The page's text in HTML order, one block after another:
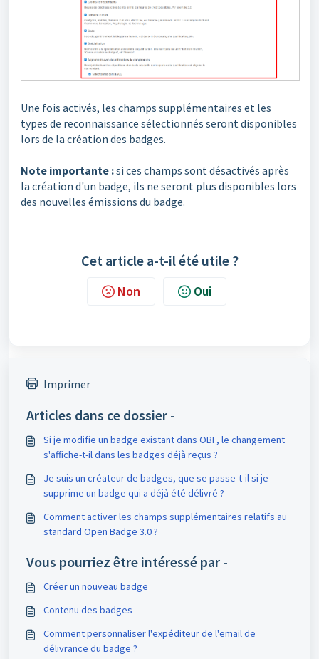
Une fois activés, les champs supplémentaires et les
types de reconnaissance sélectionnés seront disponibles
lors de la création des badges.
Note importante :si ces champs sont désactivés après
la création d'un badge, ils ne seront plus disponibles lors
des nouvelles émissions du badge.
Cet article a-t-il été utile ?
Non Oui
Imprimer
Articles dans ce dossier -
Si je modifie un badge existant dans OBF, le changement
s'affiche-t-il dans les badges déjà reçus ?
Je suis un créateur de badges, que se passe-t-il si je
supprime un badge qui a déjà été délivré ?
Comment activer les champs supplémentaires relatifs au
standard Open Badge 3.0 ?
Vous pourriez être intéressé par -
Créer un nouveau badge
Contenu des badges
Comment personnaliser l'expéditeur de l'email de
délivrance du badge ?